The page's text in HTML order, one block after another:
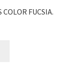
COLOR FUCSIA.